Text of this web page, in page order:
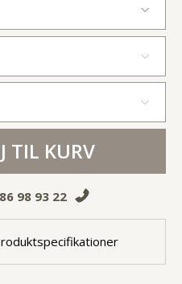
TIL KURV
86 98 93 22